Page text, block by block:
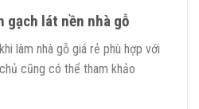
gạch lát nền nhà gỗ
làm nhà gỗ giá rẻ phù hợp với
cũng có thể tham khảo